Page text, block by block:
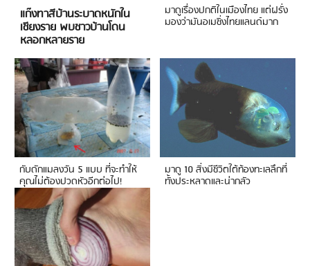
แก๊งทาสีบ้านระบาดหนักใน
เชียงราย พบชาวบ้านโดน
หลอกหลายราย
มาดูเรื่องปกติในเมืองไทย แต่ฝรั่ง
มองว่ามันอเมซิ่งไทยแลนด์มาก
กับดักแมลงวัน 5 แบบ ที่จะทำให้
คุณไม่ต้องปวดหัวอีกต่อไป!
มาดู 10 สิ่งมีชีวิตใต้ท้องทะเลลึกที่
ทั้งประหลาดและน่ากลัว